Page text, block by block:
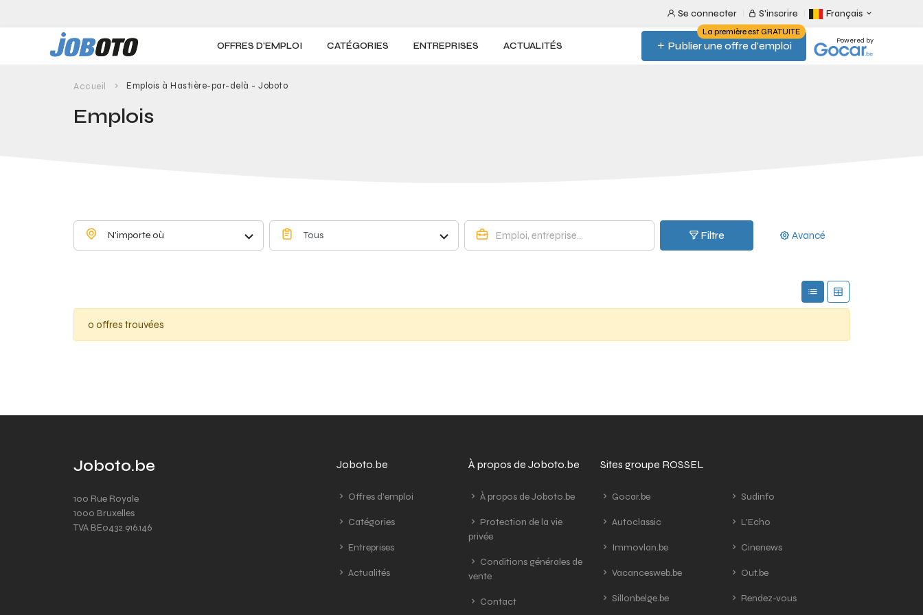
Se connecter S'inscrire Français
OFFRES D'EMPLOI CATÉGORIES ENTREPRISES ACTUALITÉS Publier une offre d'emploi
La première est GRATUITE
Powered by
Accueil Emplois à Hastière-par-delà - Joboto
Emplois
N'importe où Tous Filtre Avancé
0 offres trouvées
Joboto.be
100 Rue Royale
1000 Bruxelles
TVA BE0432.916.146
Joboto.be
Offres d'emploi
Catégories
Entreprises
Actualités
À propos de Joboto.be
À propos de Joboto.be
Protection de la vie
privée
Conditions générales de
vente
Contact
Sites groupe ROSSEL
Gocar.be
Autoclassic
Immovlan.be
Vacancesweb.be
Sillonbelge.be
Sudinfo
L'Echo
Cinenews
Out.be
Rendez-vous